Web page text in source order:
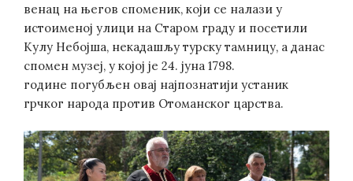
венац на његов споменик, који се налази у
истоименој улици на Старом граду и посетили
Кулу Небојша, некадашљу турску тамницу, а данас
спомен музеј, у којој је 24. јуна 1798.
године погубљен овај најпознатији устаник
грчког народа против Отоманског царства.